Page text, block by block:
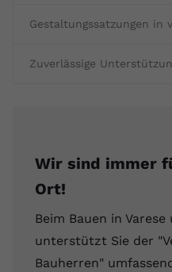
Gestaltungssatzungen in
Zuverlässige
Wir sind immer
Ort!
Beim Bauen in
unterstützt Sie der
Bauherren"